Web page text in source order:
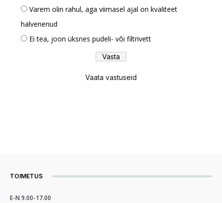
Varem olin rahul, aga viimasel ajal on kvaliteet
halvenenud
Ei tea, joon üksnes pudeli- või filtrivett
Vaata vastuseid
TOIMETUS
E-N 9.00-17.00